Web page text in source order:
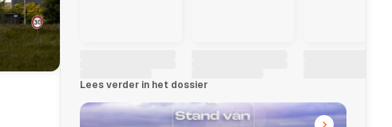
Lees verder in het dossier